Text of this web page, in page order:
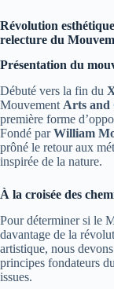
Révolution
relecture du
Présentation du
Débuté vers la fin du
Mouvement Arts and
première forme
Fondé parWilliam
prôné le retour aux
inspirée de la nature.
À la croisée des
Pour déterminer si le
davantage de la
artistique, nous
principes fondateurs
issues.